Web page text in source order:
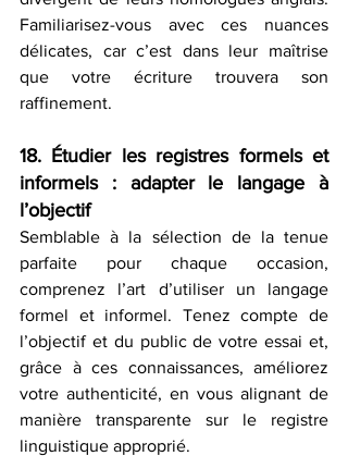
Familiarisez-vous avec ces nuances
délicates, car c’est dans leur maîtrise
que votre écriture trouvera son
raffinement.
18. Étudier les registres formels et
informels : adapter le langage à
l’objectif
Semblable à la sélection de la tenue
parfaite pour chaque occasion,
comprenez l’art d’utiliser un langage
formel et informel. Tenez compte de
l’objectif et du public de votre essai et,
grâce à ces connaissances, améliorez
votre authenticité, en vous alignant de
manière transparente sur le registre
linguistique approprié.